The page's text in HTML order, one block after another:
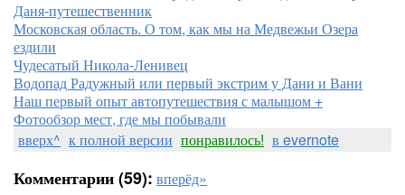
Даня-путешественник
Московская область. О том, как мы на Медвежьи Озера
ездили
Чудесатый Никола-Ленивец
Водопад Радужный или первый экстрим у Дани и Вани
Наш первый опыт автопутешествия с малышом +
Фотообзор мест, где мы побывали
вверх^ к полной версии понравилось! в evernote
Комментарии (59): вперёд»